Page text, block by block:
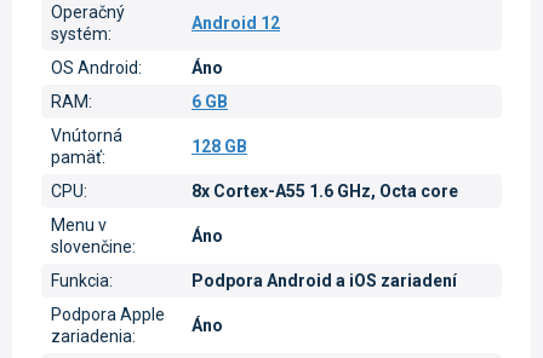
Operačný
systém:
Android 12
OS Android:
Áno
RAM:
6 GB
Vnútorná
pamäť:
128 GB
CPU:
8x Cortex-A55 1.6 GHz, Octa core
Menu v
slovenčine:
Áno
Funkcia:
Podpora Android a iOS zariadení
Podpora Apple
zariadenia:
Áno